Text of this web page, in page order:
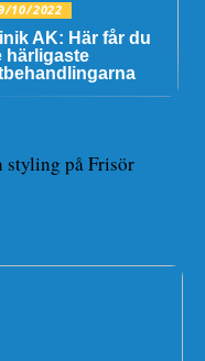
10/2022
AK: Här får du
härligaste
styling på Frisör